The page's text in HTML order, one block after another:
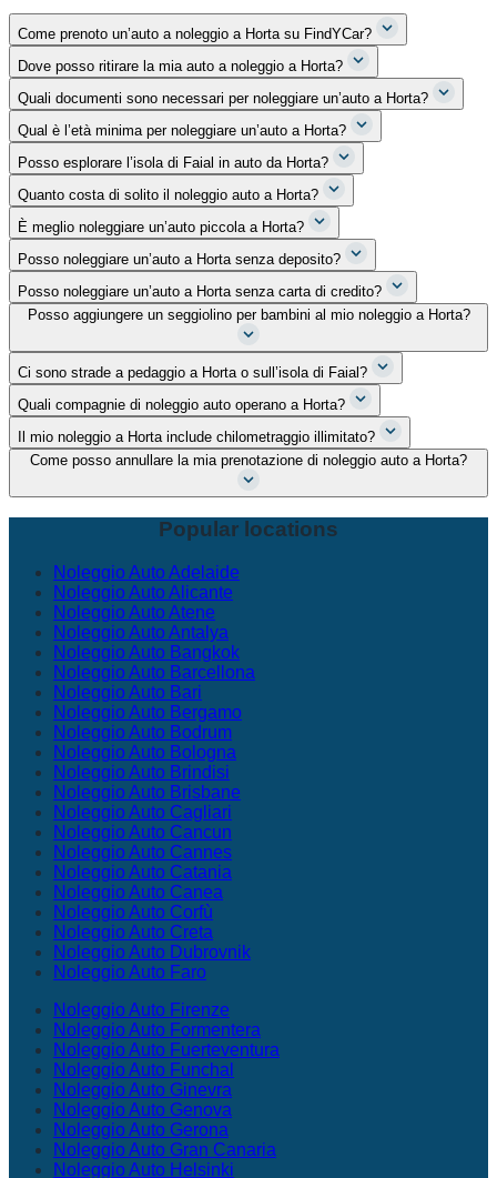
Come prenoto un’auto a noleggio a Horta su FindYCar?
Dove posso ritirare la mia auto a noleggio a Horta?
Quali documenti sono necessari per noleggiare un’auto a Horta?
Qual è l’età minima per noleggiare un’auto a Horta?
Posso esplorare l’isola di Faial in auto da Horta?
Quanto costa di solito il noleggio auto a Horta?
È meglio noleggiare un’auto piccola a Horta?
Posso noleggiare un’auto a Horta senza deposito?
Posso noleggiare un’auto a Horta senza carta di credito?
Posso aggiungere un seggiolino per bambini al mio noleggio a Horta?
Ci sono strade a pedaggio a Horta o sull’isola di Faial?
Quali compagnie di noleggio auto operano a Horta?
Il mio noleggio a Horta include chilometraggio illimitato?
Come posso annullare la mia prenotazione di noleggio auto a Horta?
Popular locations
Noleggio Auto Adelaide
Noleggio Auto Alicante
Noleggio Auto Atene
Noleggio Auto Antalya
Noleggio Auto Bangkok
Noleggio Auto Barcellona
Noleggio Auto Bari
Noleggio Auto Bergamo
Noleggio Auto Bodrum
Noleggio Auto Bologna
Noleggio Auto Brindisi
Noleggio Auto Brisbane
Noleggio Auto Cagliari
Noleggio Auto Cancun
Noleggio Auto Cannes
Noleggio Auto Catania
Noleggio Auto Canea
Noleggio Auto Corfù
Noleggio Auto Creta
Noleggio Auto Dubrovnik
Noleggio Auto Faro
Noleggio Auto Firenze
Noleggio Auto Formentera
Noleggio Auto Fuerteventura
Noleggio Auto Funchal
Noleggio Auto Ginevra
Noleggio Auto Genova
Noleggio Auto Gerona
Noleggio Auto Gran Canaria
Noleggio Auto Helsinki